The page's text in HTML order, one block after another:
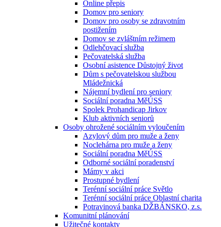
Online přepis
Domov pro seniory
Domov pro osoby se zdravotním
postižením
Domov se zvláštním režimem
Odlehčovací služba
Pečovatelská služba
Osobní asistence Důstojný život
Dům s pečovatelskou službou
Mládežnická
Nájemní bydlení pro seniory
Sociální poradna MěÚSS
Spolek Prohandicap Jirkov
Klub aktivních seniorů
Osoby ohrožené sociálním vyloučením
Azylový dům pro muže a ženy
Noclehárna pro muže a ženy
Sociální poradna MěÚSS
Odborné sociální poradenství
Mámy v akci
Prostupné bydlení
Terénní sociální práce Světlo
Terénní sociální práce Oblastní charita
Potravinová banka DŽBÁNSKO, z.s.
Komunitní plánování
Užitečné kontakty